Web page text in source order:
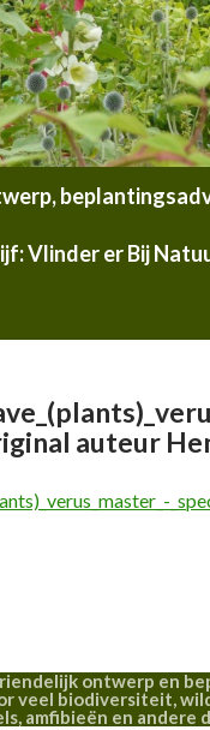
Vlinder er Bij
auteur
ontwerp en
veel biodiversiteit,
amfibieën en andere